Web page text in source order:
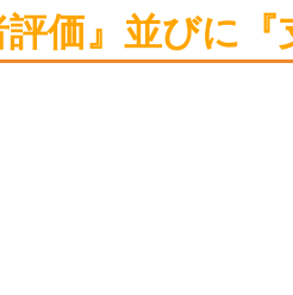
価』並びに